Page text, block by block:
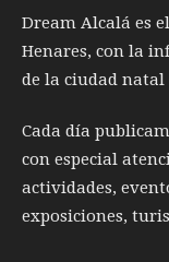
Dream Alcalá es
Henares, con la
de la ciudad natal
Cada día
con especial
actividades,
exposiciones,